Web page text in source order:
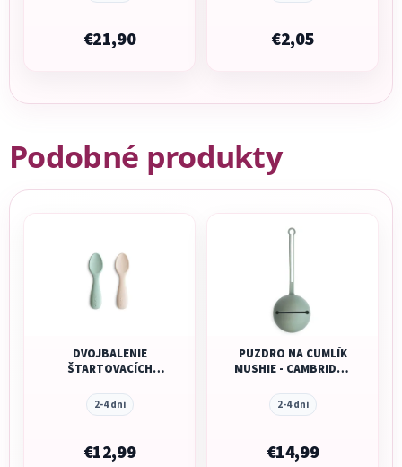
€21,90 €2,05
Podobné produkty
DVOJBALENIE
ŠTARTOVACÍCH
BATOĽATÁ MUSHIE -
CAMBRIDGE BLUE/
2-4 dni
€12,99
PUZDRO NA CUMLÍK
MUSHIE - CAMBRIDGE
2-4 dni
€14,99